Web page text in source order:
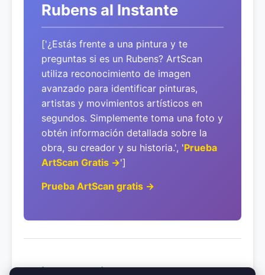
Rubens al Instante
['¿Estás frente a una pintura y te
preguntas si es un Rubens? ArtScan
utiliza reconocimiento de imagen
avanzado para identificar pinturas,
artistas y movimientos artísticos en
segundos. Simplemente toma una foto y
obtén información detallada sobre la
obra, su creador y su historia.', 'Prueba
ArtScan Gratis →']
Prueba ArtScan gratis →
Artistas Relacionados